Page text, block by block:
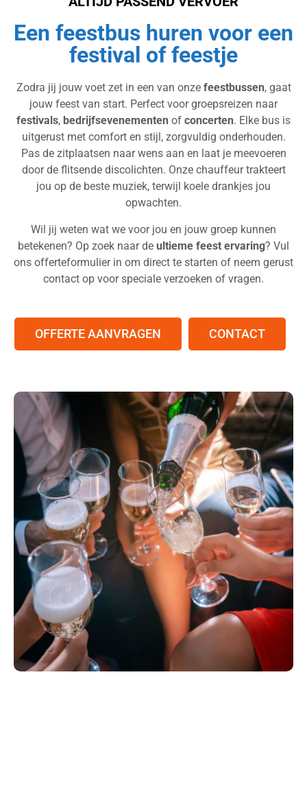
Een feestbus huren voor een
festival of feestje
Zodra jij jouw voet zet in een van onzefeestbussen, gaat
jouw feest van start. Perfect voor groepsreizen naar
festivals, bedrijfsevenementen of concerten. Elke bus is
uitgerust met comfort en stijl, zorgvuldig onderhouden.
Pas de zitplaatsen naar wens aan en laat je meevoeren
door de flitsende discolichten. Onze chauffeur trakteert
jou op de beste muziek, terwijl koele drankjes jou
opwachten.
Wil jij weten wat we voor jou en jouw groep kunnen
betekenen? Op zoek naar de ultieme feest ervaring? Vul
ons offerteformulier in om direct te starten of neem gerust
contact op voor speciale verzoeken of vragen.
OFFERTE AANVRAGEN CONTACT